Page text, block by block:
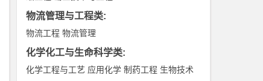
物流管理与工程类:
物流工程 物流管理
化学化工与生命科学类:
化学工程与工艺 应用化学 制药工程 生物技术